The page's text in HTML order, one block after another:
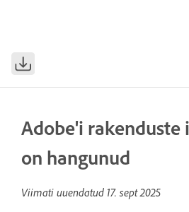
Adobe'i
on hangunud
Viimati uuendatud 17. sept 2025